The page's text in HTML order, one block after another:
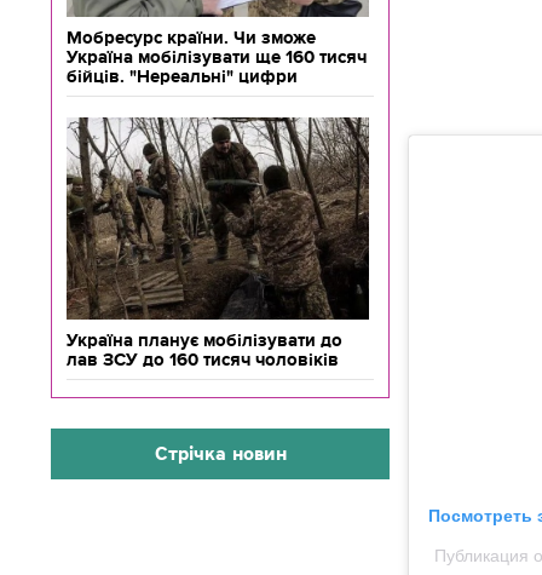
Мобресурс країни. Чи зможе
Україна мобілізувати ще 160 тисяч
бійців. "Нереальні" цифри
Україна планує мобілізувати до
лав ЗСУ до 160 тисяч чоловіків
Стрічка новин
Посмотреть
Публикация